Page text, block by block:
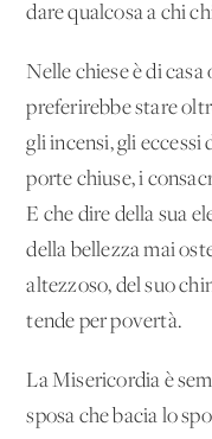
dare qualcosa a chi
Nelle chiese è di
preferirebbe stare
gli incensi, gli
porte chiuse, i
E che dire della sua
della bellezza mai
altezzoso, del suo
tende per povertà.
La Misericordia è
sposa che bacia lo